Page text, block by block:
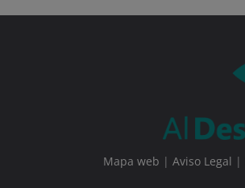
Mapa web | Aviso Legal |